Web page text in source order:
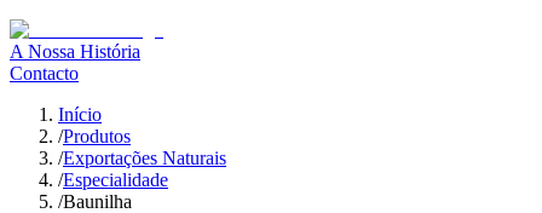
A Nossa História
Contacto
Início
/Produtos
/Exportações Naturais
/Especialidade
/Baunilha